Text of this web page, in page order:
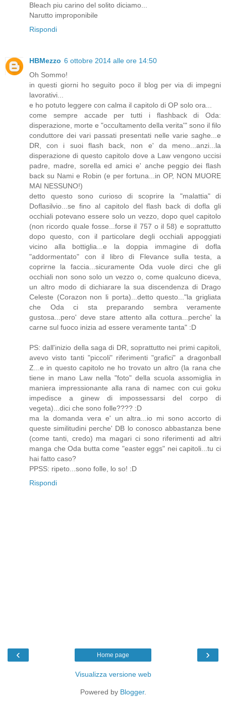
Bleach piu carino del solito diciamo...
Narutto improponibile
Rispondi
HBMezzo 6 ottobre 2014 alle ore 14:50
Oh Sommo!
in questi giorni ho seguito poco il blog per via di impegni
lavorativi...
e ho potuto leggere con calma il capitolo di OP solo ora...
come sempre accade per tutti i flashback di Oda:
disperazione, morte e "occultamento della verita'" sono il filo
conduttore dei vari passati presentati nelle varie saghe...e
DR, con i suoi flash back, non e' da meno...anzi...la
disperazione di questo capitolo dove a Law vengono uccisi
padre, madre, sorella ed amici e' anche peggio dei flash
back su Nami e Robin (e per fortuna...in OP, NON MUORE
MAI NESSUNO!)
detto questo sono curioso di scoprire la "malattia" di
Doflasilvio...se fino al capitolo del flash back di dofla gli
occhiali potevano essere solo un vezzo, dopo quel capitolo
(non ricordo quale fosse...forse il 757 o il 58) e soprattutto
dopo questo, con il particolare degli occhiali appoggiati
vicino alla bottiglia...e la doppia immagine di dofla
"addormentato" con il libro di Flevance sulla testa, a
coprirne la faccia...sicuramente Oda vuole dirci che gli
occhiali non sono solo un vezzo o, come qualcuno diceva,
un altro modo di dichiarare la sua discendenza di Drago
Celeste (Corazon non li porta)...detto questo..."la grigliata
che Oda ci sta preparando sembra veramente
gustosa...pero' deve stare attento alla cottura...perche' la
carne sul fuoco inizia ad essere veramente tanta" :D
PS: dall'inizio della saga di DR, soprattutto nei primi capitoli,
avevo visto tanti "piccoli" riferimenti "grafici" a dragonball
Z...e in questo capitolo ne ho trovato un altro (la rana che
tiene in mano Law nella "foto" della scuola assomiglia in
maniera impressionante alla rana di namec con cui goku
impedisce a ginew di impossessarsi del corpo di
vegeta)...dici che sono folle???? :D
ma la domanda vera e' un altra...io mi sono accorto di
queste similitudini perche' DB lo conosco abbastanza bene
(come tanti, credo) ma magari ci sono riferimenti ad altri
manga che Oda butta come "easter eggs" nei capitoli...tu ci
hai fatto caso?
PPSS: ripeto...sono folle, lo so! :D
Rispondi
‹ ›
Home page
Visualizza versione web
Powered by Blogger.